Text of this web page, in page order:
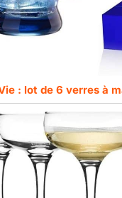
: lot de 6 verres à